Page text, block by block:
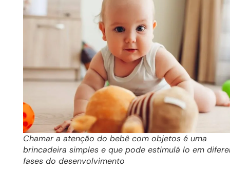
Chamar a atenção do bebê com objetos é uma
brincadeira simples e que pode estimulá lo em
fases do desenvolvimento